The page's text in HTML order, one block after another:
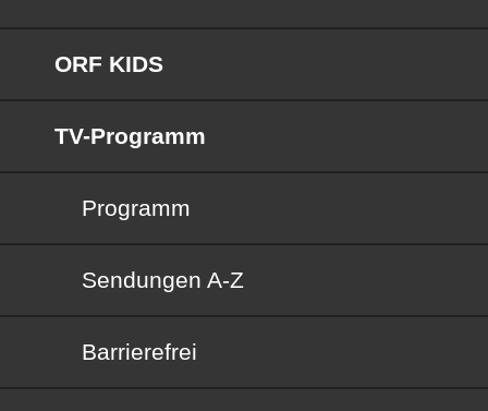
ORF KIDS
TV-Programm
Programm
Sendungen von A bis Z
Sendungen A-Z
Barrierefrei
Barrierefrei